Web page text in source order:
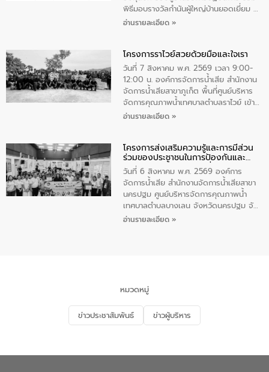
เพื่อถวายเป็นพระราชกุศล สมเด็จพระนาง
เจ้าสิริกิติ์พระบรมราชินีนาถ พระบรมราช
พิธีมอบรางวัลกำนันผู้ใหญ่บ้านยอดเยี่ยม ณ
ทำเนียบรัฐบาล โดยมีนายอนุทิน ชาญวีรกูล
ทองคำและประกาศเกียรติคุณให้แก่ กำนัน
ผู้ใหญ่บ้านยอดเยี่ยม พร้อมกล่าวชื่นชม ให้
โอวาท และมอบนโยบาย
อ่านรายละเอียด »
โครงการราไวย์สวยด้วยมือและใจเรา
วันที่ 7 สิงหาคม พ.ศ. 2569 เวลา 9:00-
12:00 น. องค์การจัดการน้ำเสีย สำนักงาน
จัดการน้ำเสียสาขาภูเก็ต พื้นที่ศูนย์บริหาร
จัดการคุณภาพน้ำเทศบาลตำบลราไวย์ เข้า
ร่วมโครงการราไวย์สวยด้วยมือและใจเรา
ประชาชน ตัวแทนจากโรงแรมต่างๆ ในเขต
เทศบาลตำบลราไวย์ ศูนย์บริหารจัดการ
คุณภาพน้ำเทศบาลตำบลราไวย์ นำโดยนาย
น้อย แก้วเศษ ผู้จัดการสำนักงานจัดการน้ำ
เสียสาขาภูเก็ต พร้อมด้วยเจ้าหน้าที่ จำนวน
5 คน ร่วมทำกิจกรรม ทำความสะอาด
ชายหาดและแหล่งท่องเที่ยว ณ บริเวณ
อ่านรายละเอียด »
โครงการส่งเสริมความรู้และการมีส่วน
ร่วมของประชาชนในการป้องกันและ
แก้ไขปัญหาน้ำเสียอย่างยั่งยืน
วันที่ 6 สิงหาคม พ.ศ. 2569 องค์การ
จัดการน้ำเสีย สำนักงานจัดการน้ำเสียสาขา
นครปฐม ศูนย์บริหารจัดการคุณภาพน้ำ
เทศบาลตำบลบางเลน จังหวัดนครปฐม จัด
กิจกรรมภายใต้โครงการส่งเสริมความรู้และ
จัดการน้ำเสียและสร้างจิตสำนึกในการ
อนุรักษ์สิ่งแวดล้อม ในหัวข้อ “น้ำเสียชุมชน
และการบำบัดน้ำเสียเบื้องต้น” โดยให้ความรู้
เกี่ยวกับสาเหตุและผลกระทบของน้ำเสีย
ณ เทศบาลตำบลบางเลน จังหวัดนครปฐม
อ่านรายละเอียด »
หมวดหมู่
ข่าวประชาสัมพันธ์ ข่าวผู้บริหาร